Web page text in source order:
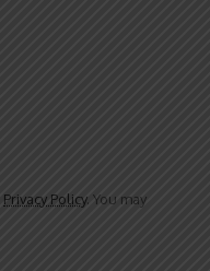
Privacy Policy. You may